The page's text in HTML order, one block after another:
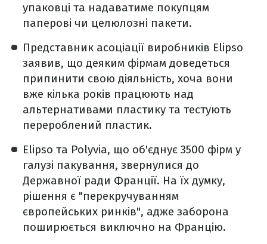
упаковці та надаватиме покупцям
паперові чи целюлозні пакети.
Представник асоціації виробників Elipso
заявив, що деяким фірмам доведеться
припинити свою діяльність, хоча вони
вже кілька років працюють над
альтернативами пластику та тестують
перероблений пластик.
Elipso та Polyvia, що об'єднує 3500 фірм у
галузі пакування, звернулися до
Державної ради Франції. На їх думку,
рішення є "перекручуванням
європейських ринків", адже заборона
поширюється виключно на Францію.